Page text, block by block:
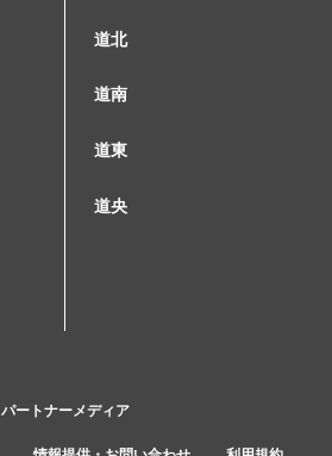
道北
道南
道東
道央
パートナーメディア